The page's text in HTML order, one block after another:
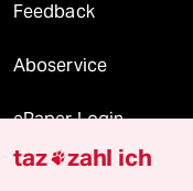
Feedback
Aboservice
ePaper Login
Downloads für
taz zahl ich